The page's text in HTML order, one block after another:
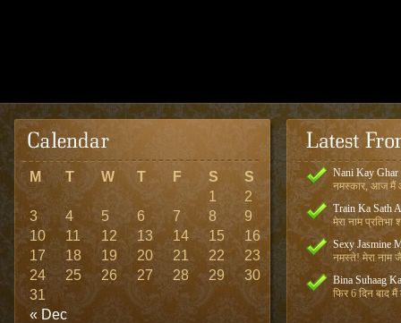
M T W T F S S
« Dec
1
2
3
4 5 6 7 8
9
10
11 12 13 14 15
16
17
18 19 20 21 22
23
24
25 26 27 28 29
30
31
Nani Kay Ghar
नमस्कार, आज मैं
Train Ka Sath
मेरा नाम प्रतिभा
Sexy Jasmine
नमस्ते! मेरा नाम
Bina Suhaag
फिर 6 दिन बाद